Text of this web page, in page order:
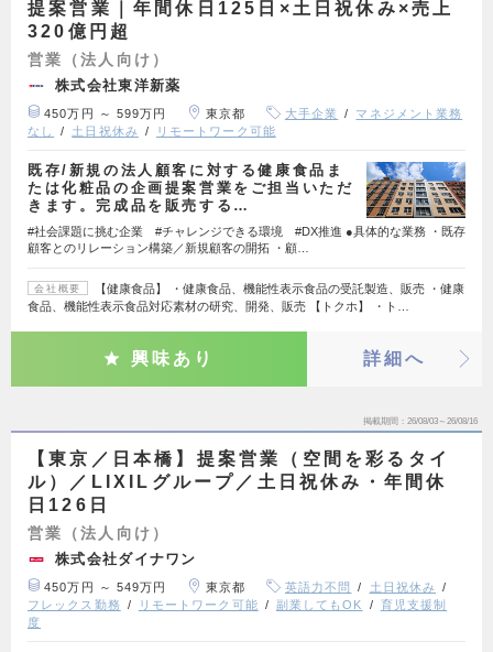
提案営業｜年間休日125日×土日祝休み×売上
320億円超
営業（法人向け）
株式会社東洋新薬
450万円 ～ 599万円 東京都 大手企業
マネジメント業務
なし
土日祝休み リモートワーク可能
既存/新規の法人顧客に対する健康食品ま
たは化粧品の企画提案営業をご担当いただ
きます。完成品を販売する…
#社会課題に挑む企業 #チャレンジできる環境 #DX推進 ●具体的な業務 ・既存
顧客とのリレーション構築／新規顧客の開拓 ・顧…
会社概要
【健康食品】 ・健康食品、機能性表示食品の受託製造、販売 ・健康
食品、機能性表示食品対応素材の研究、開発、販売 【トクホ】 ・ト…
興味あり 詳細へ
掲載期間 26/08/03～26/08/16
【東京／日本橋】提案営業（空間を彩るタイ
ル）／LIXILグループ／土日祝休み・年間休
日126日
営業（法人向け）
株式会社ダイナワン
450万円 ～ 549万円 東京都 英語力不問
土日祝休み
フレックス勤務
リモートワーク可能 副業してもOK
育児支援制
度